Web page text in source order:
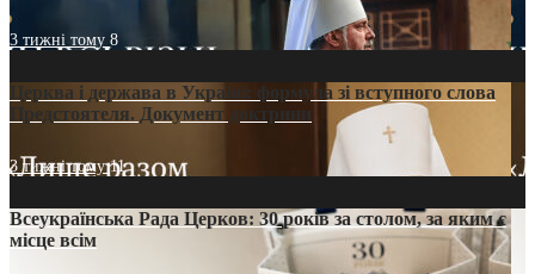
3 тижні тому 8
Церква і держава в Україні: формула зі вступного слова
Предстоятеля. Документ доктрини
3 тижні тому11
Всеукраїнська Рада Церков: 30 років за столом, за яким є
місце всім